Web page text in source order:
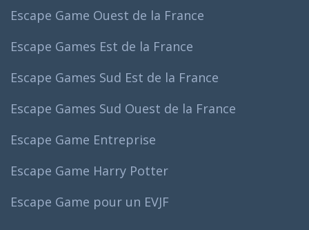
Escape Game Ouest de la France
Escape Games Est de la France
Escape Games Sud Est de la France
Escape Games Sud Ouest de la France
Escape Game Entreprise
Escape Game Harry Potter
Escape Game pour un EVJF